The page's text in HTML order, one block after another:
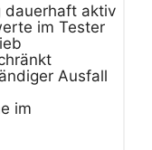
dauerhaft aktiv
im Tester
Ausfall
im